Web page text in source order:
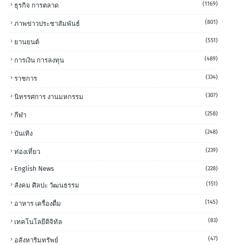
ธุรกิจ การตลาด (1169)
ภาพข่าวประชาสัมพันธ์ (801)
ยานยนต์ (551)
การเงิน การลงทุน (489)
ราชการ (334)
นิทรรศการ งานมหกรรม (307)
กีฬา (258)
บันเทิง (248)
ท่องเที่ยว (239)
English News (228)
สังคม ศิลปะ วัฒนธรรม (151)
อาหาร เครื่องดื่ม (145)
เทคโนโลยีดิจิทัล (83)
อสังหาริมทรัพย์ (47)